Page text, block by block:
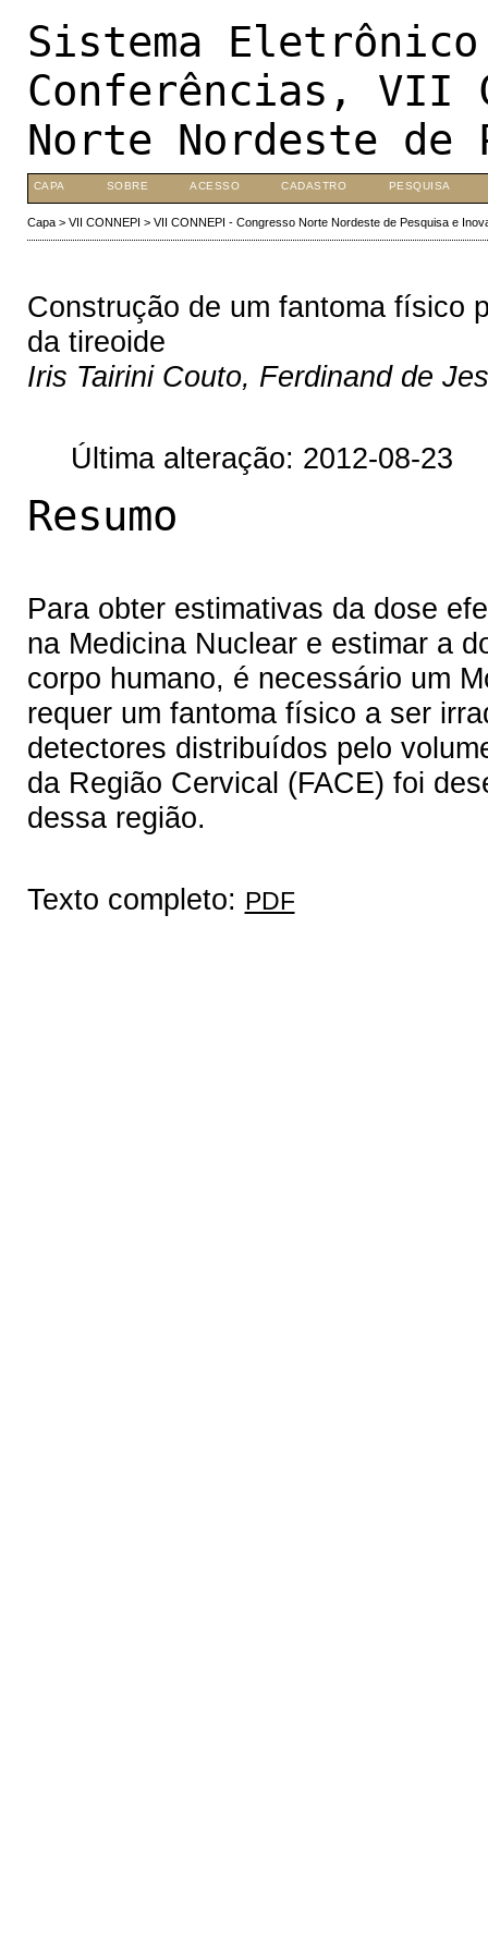
Sistema
Conferências, VII
Norte Nordeste de
CAPA SOBRE ACESSO CADASTRO PESQUISA
Capa> VII CONNEPI > VII CONNEPI - Congresso Norte Nordeste de Pesquisa e
Construção de um fantoma físico
da tireoide
Iris Tairini Couto, Ferdinand de
Última alteração: 2012-08-23
Resumo
Para obter estimativas da dose
na Medicina Nuclear e estimar a
corpo humano, é necessário um
requer um fantoma físico a ser
detectores distribuídos pelo
da Região Cervical (FACE) foi
dessa região.
Texto completo: PDF